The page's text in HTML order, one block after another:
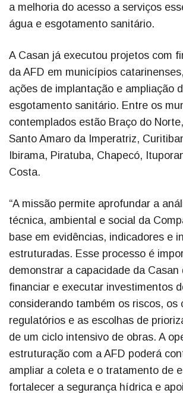
a melhoria do acesso a serviços
água e esgotamento sanitário.
A Casan já executou projetos com
da AFD em municípios
ações de implantação e ampliação
esgotamento sanitário. Entre os
contemplados estão Braço do
Santo Amaro da Imperatriz,
Ibirama, Piratuba, Chapecó,
Costa.
“A missão permite aprofundar a
técnica, ambiental e social da
base em evidências, indicadores e
estruturadas. Esse processo é
demonstrar a capacidade da Casan
financiar e executar investimentos
considerando também os riscos, os
regulatórios e as escolhas de
de um ciclo intensivo de obras. A
estruturação com a AFD poderá
ampliar a coleta e o tratamento de
fortalecer a segurança hídrica e